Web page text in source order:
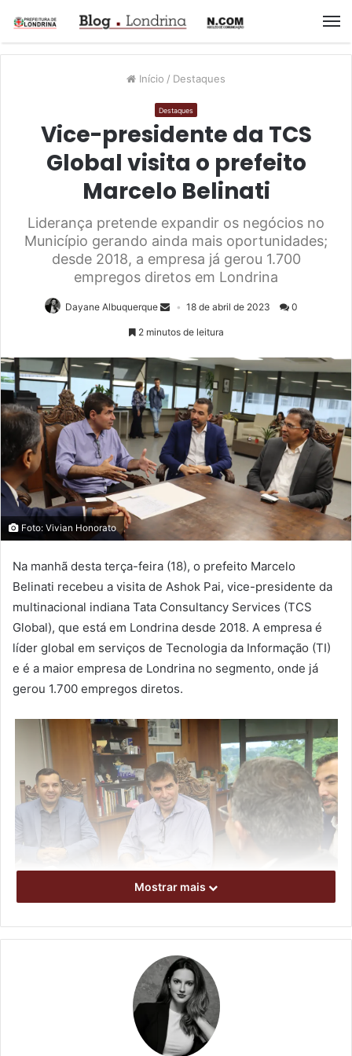
Início / Destaques
Destaques
Vice-presidente da TCS
Global visita o prefeito
Marcelo Belinati
Liderança pretende expandir os negócios no
Município gerando ainda mais oportunidades;
desde 2018, a empresa já gerou 1.700
empregos diretos em Londrina
Dayane Albuquerque 18 de abril de 2023 0
2 minutos de leitura
Foto: Vivian Honorato
Na manhã desta terça-feira (18), o prefeito Marcelo
Belinati recebeu a visita de Ashok Pai, vice-presidente da
multinacional indiana Tata Consultancy Services (TCS
Global), que está em Londrina desde 2018. A empresa é
líder global em serviços de Tecnologia da Informação (TI)
e é a maior empresa de Londrina no segmento, onde já
gerou 1.700 empregos diretos.
Foto: Vivian Honorato
O prefeito Marcelo Belinati enfatizou que é uma grande
honra receber a visita do vice-presidente de uma das
maiores empresas do mundo. “Isso mostra o potencial de
Londrina, a TCS hoje é uma das maiores empresas da
Mostrar mais